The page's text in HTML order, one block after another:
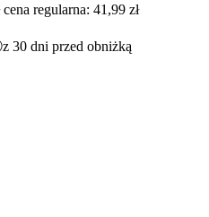
cena regularna: 41,99 zł
z 30 dni przed obniżką